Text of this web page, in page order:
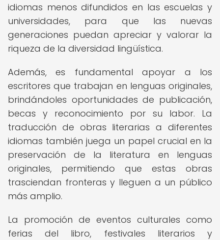
idiomas menos difundidos en las escuelas y
universidades, para que las nuevas
generaciones puedan apreciar y valorar la
riqueza de la diversidad lingüística.
Además, es fundamental apoyar a los
escritores que trabajan en lenguas originales,
brindándoles oportunidades de publicación,
becas y reconocimiento por su labor. La
traducción de obras literarias a diferentes
idiomas también juega un papel crucial en la
preservación de la literatura en lenguas
originales, permitiendo que estas obras
trasciendan fronteras y lleguen a un público
más amplio.
La promoción de eventos culturales como
ferias del libro, festivales literarios y